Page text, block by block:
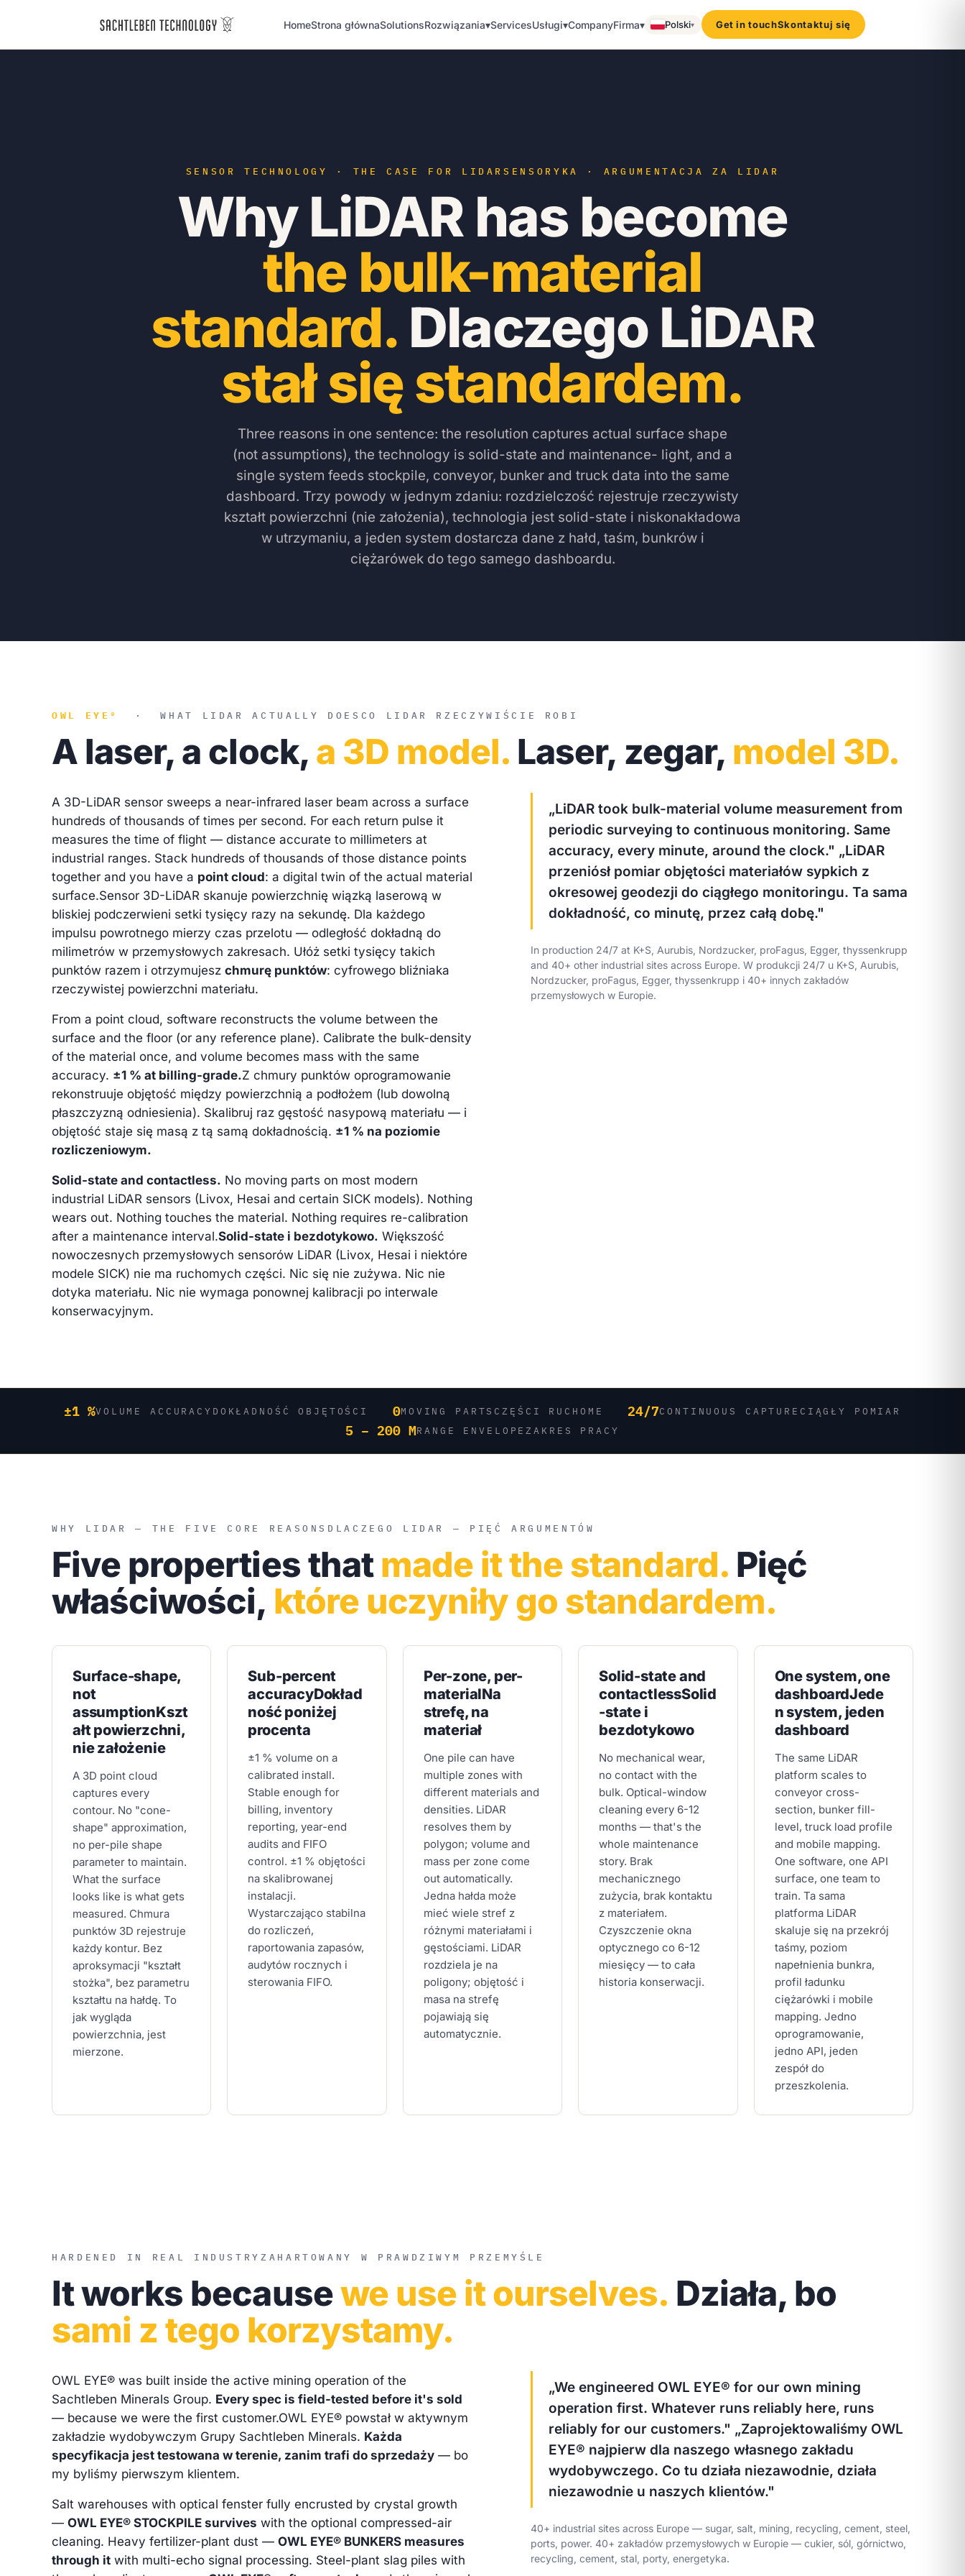
HomeStrona głównaSolutionsRozwiązania▾ServicesUsługi▾CompanyFirma▾ Polski▾ Get in touchSkontaktuj się
SENSOR TECHNOLOGY · THE CASE FOR LIDARSENSORYKA · ARGUMENTACJA ZA LIDAR
Why LiDAR has become
the bulk-material
standard. Dlaczego LiDAR
stał się standardem.
Three reasons in one sentence: the resolution captures actual surface shape
(not assumptions), the technology is solid-state and maintenance- light, and a
single system feeds stockpile, conveyor, bunker and truck data into the same
dashboard. Trzy powody w jednym zdaniu: rozdzielczość rejestruje rzeczywisty
kształt powierzchni (nie założenia), technologia jest solid-state i niskonakładowa
w utrzymaniu, a jeden system dostarcza dane z hałd, taśm, bunkrów i
ciężarówek do tego samego dashboardu.
OWL EYE® ·WHAT LIDAR ACTUALLY DOES CO LIDAR RZECZYWIŚCIE ROBI
A laser, a clock, a 3D model. Laser, zegar, model 3D.
A 3D-LiDAR sensor sweeps a near-infrared laser beam across a surface
hundreds of thousands of times per second. For each return pulse it
measures the time of flight — distance accurate to millimeters at
industrial ranges. Stack hundreds of thousands of those distance points
together and you have a point cloud: a digital twin of the actual material
surface.Sensor 3D-LiDAR skanuje powierzchnię wiązką laserową w
bliskiej podczerwieni setki tysięcy razy na sekundę. Dla każdego
impulsu powrotnego mierzy czas przelotu — odległość dokładną do
milimetrów w przemysłowych zakresach. Ułóż setki tysięcy takich
punktów razem i otrzymujesz chmurę punktów: cyfrowego bliźniaka
rzeczywistej powierzchni materiału.
From a point cloud, software reconstructs the volume between the
surface and the floor (or any reference plane). Calibrate the bulk-density
of the material once, and volume becomes mass with the same
accuracy. ±1 % at billing-grade.Z chmury punktów oprogramowanie
rekonstruuje objętość między powierzchnią a podłożem (lub dowolną
płaszczyzną odniesienia). Skalibruj raz gęstość nasypową materiału — i
objętość staje się masą z tą samą dokładnością. ±1 % na poziomie
rozliczeniowym.
Solid-state and contactless. No moving parts on most modern
industrial LiDAR sensors (Livox, Hesai and certain SICK models). Nothing
wears out. Nothing touches the material. Nothing requires re-calibration
after a maintenance interval.Solid-state i bezdotykowo. Większość
nowoczesnych przemysłowych sensorów LiDAR (Livox, Hesai i niektóre
modele SICK) nie ma ruchomych części. Nic się nie zużywa. Nic nie
dotyka materiału. Nic nie wymaga ponownej kalibracji po interwale
konserwacyjnym.
„LiDAR took bulk-material volume measurement from
periodic surveying to continuous monitoring. Same
accuracy, every minute, around the clock." „LiDAR
przeniósł pomiar objętości materiałów sypkich z
okresowej geodezji do ciągłego monitoringu. Ta sama
dokładność, co minutę, przez całą dobę."
In production 24/7 at K+S, Aurubis, Nordzucker, proFagus, Egger, thyssenkrupp
and 40+ other industrial sites across Europe. W produkcji 24/7 u K+S, Aurubis,
Nordzucker, proFagus, Egger, thyssenkrupp i 40+ innych zakładów
przemysłowych w Europie.
±1 %VOLUME ACCURACY DOKŁADNOŚĆ OBJĘTOŚCI 0MOVING PARTS CZĘŚCI RUCHOME 24/7CONTINUOUS CAPTURE CIĄGŁY POMIAR
5 – 200 MRANGE ENVELOPEZAKRES PRACY
WHY LIDAR — THE FIVE CORE REASONS DLACZEGO LIDAR — PIĘĆ ARGUMENTÓW
Five properties thatmade it the standard. Pięć
właściwości, które uczyniły go standardem.
Surface-shape,
not
assumptionKszt
ałt powierzchni,
nie założenie
A 3D point cloud
captures every
contour. No "cone-
shape" approximation,
no per-pile shape
parameter to maintain.
What the surface
looks like is what gets
measured. Chmura
punktów 3D rejestruje
każdy kontur. Bez
aproksymacji "kształt
stożka", bez parametru
kształtu na hałdę. To
jak wygląda
powierzchnia, jest
mierzone.
Sub-percent
accuracyDokład
ność poniżej
procenta
±1 % volume on a
calibrated install.
Stable enough for
billing, inventory
reporting, year-end
audits and FIFO
control. ±1 % objętości
na skalibrowanej
instalacji.
Wystarczająco stabilna
do rozliczeń,
raportowania zapasów,
audytów rocznych i
sterowania FIFO.
Per-zone, per-
materialNa
strefę, na
materiał
One pile can have
multiple zones with
different materials and
densities. LiDAR
resolves them by
polygon; volume and
mass per zone come
out automatically.
Jedna hałda może
mieć wiele stref z
różnymi materiałami i
gęstościami. LiDAR
rozdziela je na
poligony; objętość i
masa na strefę
pojawiają się
automatycznie.
Solid-state and
contactlessSolid
-state i
bezdotykowo
No mechanical wear,
no contact with the
bulk. Optical-window
cleaning every 6-12
months — that's the
whole maintenance
story. Brak
mechanicznego
zużycia, brak kontaktu
z materiałem.
Czyszczenie okna
optycznego co 6-12
miesięcy — to cała
historia konserwacji.
One system, one
dashboardJede
n system, jeden
dashboard
The same LiDAR
platform scales to
conveyor cross-
section, bunker fill-
level, truck load profile
and mobile mapping.
One software, one API
surface, one team to
train. Ta sama
platforma LiDAR
skaluje się na przekrój
taśmy, poziom
napełnienia bunkra,
profil ładunku
ciężarówki i mobile
mapping. Jedno
oprogramowanie,
jedno API, jeden
zespół do
przeszkolenia.
HARDENED IN REAL INDUSTRYZAHARTOWANY W PRAWDZIWYM PRZEMYŚLE
It works becausewe use it ourselves. Działa, bo
sami z tego korzystamy.
OWL EYE® was built inside the active mining operation of the
Sachtleben Minerals Group. Every spec is field-tested before it's sold
— because we were the first customer.OWL EYE® powstał w aktywnym
zakładzie wydobywczym Grupy Sachtleben Minerals. Każda
specyfikacja jest testowana w terenie, zanim trafi do sprzedaży — bo
my byliśmy pierwszym klientem.
Salt warehouses with optical fenster fully encrusted by crystal growth
— OWL EYE® STOCKPILE survives with the optional compressed-air
cleaning. Heavy fertilizer-plant dust — OWL EYE® BUNKERS measures
through it with multi-echo signal processing. Steel-plant slag piles with
„We engineered OWL EYE® for our own mining
operation first. Whatever runs reliably here, runs
reliably for our customers." „Zaprojektowaliśmy OWL
EYE® najpierw dla naszego własnego zakładu
wydobywczego. Co tu działa niezawodnie, działa
niezawodnie u naszych klientów."
40+ industrial sites across Europe — sugar, salt, mining, recycling, cement, steel,
ports, power. 40+ zakładów przemysłowych w Europie — cukier, sól, górnictwo,
recycling, cement, stal, porty, energetyka.